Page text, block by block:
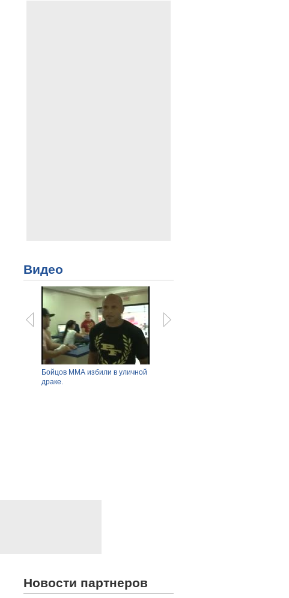
Видео
Бойцов ММА избили в уличной
драке.
Новости партнеров